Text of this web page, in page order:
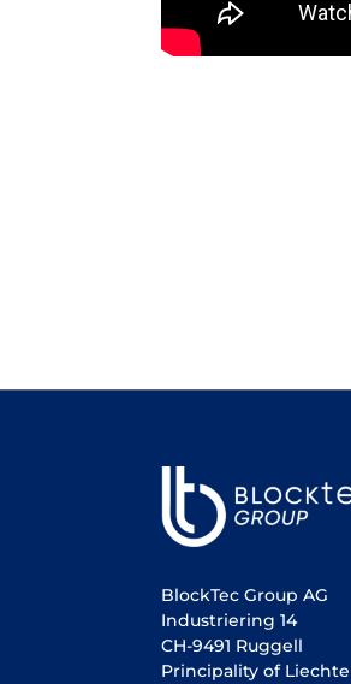
BlockTec Group AG
Industriering 14
CH-9491 Ruggell
Principality of